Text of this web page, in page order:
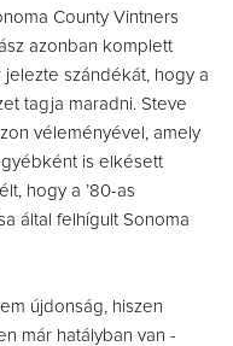
County Vintners
azonban komplett
szándékát, hogy a
tagja maradni. Steve
véleményével, amely
is elkésett
hogy a ’80-as
által felhígult Sonoma
újdonság, hiszen
már hatályban van -